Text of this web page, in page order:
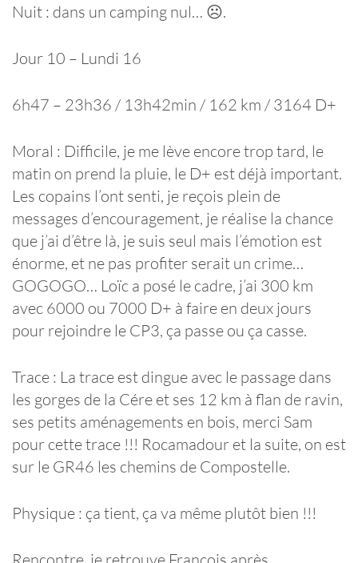
Nuit : dans un camping nul… ☹.
Jour 10 – Lundi 16
6h47 – 23h36 / 13h42min / 162 km / 3164 D+
Moral : Difficile, je me lève encore trop tard, le
matin on prend la pluie, le D+ est déjà important.
Les copains l’ont senti, je reçois plein de
messages d’encouragement, je réalise la chance
que j’ai d’être là, je suis seul mais l’émotion est
énorme, et ne pas profiter serait un crime…
GOGOGO… Loïc a posé le cadre, j’ai 300 km
avec 6000 ou 7000 D+ à faire en deux jours
pour rejoindre le CP3, ça passe ou ça casse.
Trace : La trace est dingue avec le passage dans
les gorges de la Cére et ses 12 km à flan de ravin,
ses petits aménagements en bois, merci Sam
pour cette trace !!! Rocamadour et la suite, on est
sur le GR46 les chemins de Compostelle.
Physique : ça tient, ça va même plutôt bien !!!